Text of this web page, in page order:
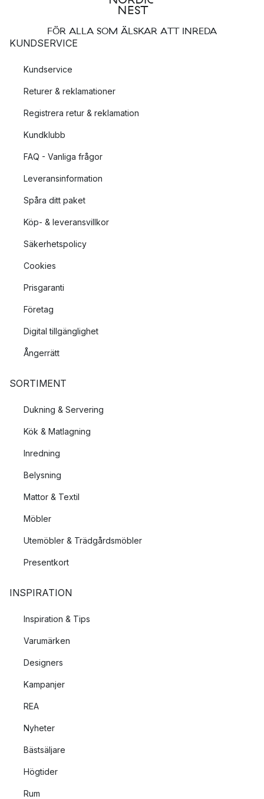
FÖR ALLA SOM ÄLSKAR ATT INREDA
KUNDSERVICE
Kundservice
Returer & reklamationer
Registrera retur & reklamation
Kundklubb
FAQ - Vanliga frågor
Leveransinformation
Spåra ditt paket
Köp- & leveransvillkor
Säkerhetspolicy
Cookies
Prisgaranti
Företag
Digital tillgänglighet
Ångerrätt
SORTIMENT
Dukning & Servering
Kök & Matlagning
Inredning
Belysning
Mattor & Textil
Möbler
Utemöbler & Trädgårdsmöbler
Presentkort
INSPIRATION
Inspiration & Tips
Varumärken
Designers
Kampanjer
REA
Nyheter
Bästsäljare
Högtider
Rum